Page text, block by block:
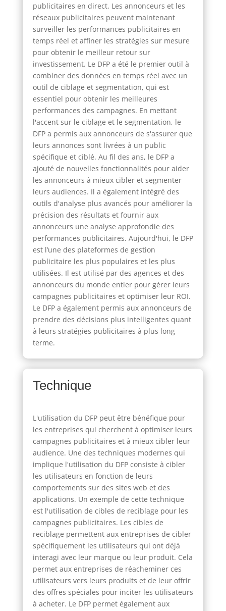
publicitaires en direct. Les annonceurs et les
réseaux publicitaires peuvent maintenant
surveiller les performances publicitaires en
temps réel et affiner les stratégies sur mesure
pour obtenir le meilleur retour sur
investissement. Le DFP a été le premier outil à
combiner des données en temps réel avec un
outil de ciblage et segmentation, qui est
essentiel pour obtenir les meilleures
performances des campagnes. En mettant
l'accent sur le ciblage et le segmentation, le
DFP a permis aux annonceurs de s'assurer que
leurs annonces sont livrées à un public
spécifique et ciblé. Au fil des ans, le DFP a
ajouté de nouvelles fonctionnalités pour aider
les annonceurs à mieux cibler et segmenter
leurs audiences. Il a également intégré des
outils d'analyse plus avancés pour améliorer la
précision des résultats et fournir aux
annonceurs une analyse approfondie des
performances publicitaires. Aujourd'hui, le DFP
est l’une des plateformes de gestion
publicitaire les plus populaires et les plus
utilisées. Il est utilisé par des agences et des
annonceurs du monde entier pour gérer leurs
campagnes publicitaires et optimiser leur ROI.
Le DFP a également permis aux annonceurs de
prendre des décisions plus intelligentes quant
à leurs stratégies publicitaires à plus long
terme.
Technique
L'utilisation du DFP peut être bénéfique pour
les entreprises qui cherchent à optimiser leurs
campagnes publicitaires et à mieux cibler leur
audience. Une des techniques modernes qui
implique l'utilisation du DFP consiste à cibler
les utilisateurs en fonction de leurs
comportements sur des sites web et des
applications. Un exemple de cette technique
est l'utilisation de cibles de reciblage pour les
campagnes publicitaires. Les cibles de
reciblage permettent aux entreprises de cibler
spécifiquement les utilisateurs qui ont déjà
interagi avec leur marque ou leur produit. Cela
permet aux entreprises de réacheminer ces
utilisateurs vers leurs produits et de leur offrir
des offres spéciales pour inciter les utilisateurs
à acheter. Le DFP permet également aux